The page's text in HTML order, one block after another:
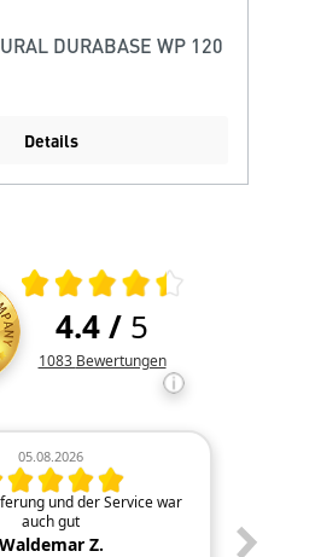
DURABASE WP 120
Details
Kundenbewertungen und
Durchschnittliche Bewertung 4.4
4.4/ 5
1083 Bewertungen
05.08.2026
und der Service war
auch gut
Waldemar Z.